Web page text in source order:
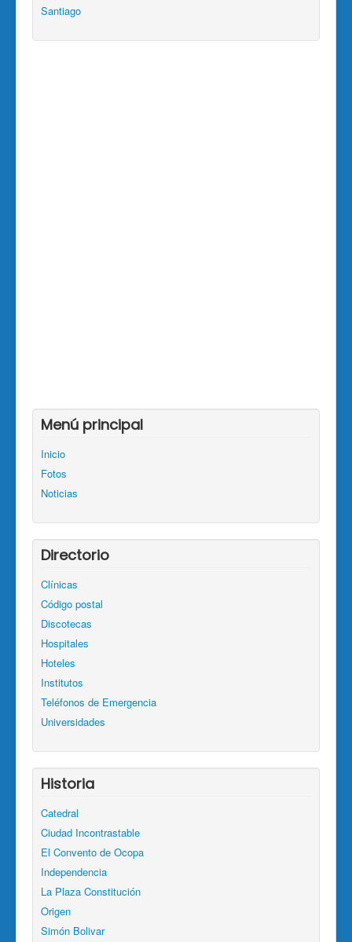
Santiago
Menú principal
Inicio
Fotos
Noticias
Directorio
Clínicas
Código postal
Discotecas
Hospitales
Hoteles
Institutos
Teléfonos de Emergencia
Universidades
Historia
Catedral
Ciudad Incontrastable
El Convento de Ocopa
Independencia
La Plaza Constitución
Origen
Simón Bolivar